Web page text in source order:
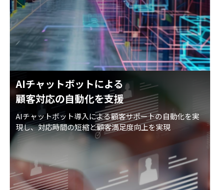
AIチャットボットによる
顧客対応の自動化を支援
AIチャットボット導入による顧客サポートの自動化を実
現し、対応時間の短縮と顧客満足度向上を実現